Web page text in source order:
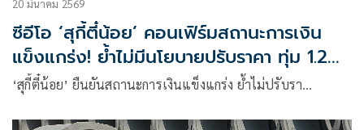
20 มีนาคม 2569
ซีอีโอ ‘สุกี้ตี๋น้อย’ คอนเฟิร์มสถานะการเงิน
แข็งแกร่ง! ย้ำไม่มีนโยบายปรับราคา ทุ่ม 1.2
พันล้าน เปิด 60 สาขา โกยยอดทะลุ 1.3 หมื่น
‘สุกี้ตี๋น้อย’ ยืนยันสถานะการเงินแข็งแกร่ง ย้ำไม่ปรับรา…